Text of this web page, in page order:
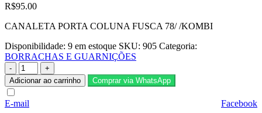
R$95.00
CANALETA PORTA COLUNA FUSCA 78/ /KOMBI
Disponibilidade: 9 em estoque SKU: 905 Categoria:
BORRACHAS E GUARNIÇÕES
-
+
Adicionar ao carrinho
Comprar via WhatsApp
Facebook
E-mail